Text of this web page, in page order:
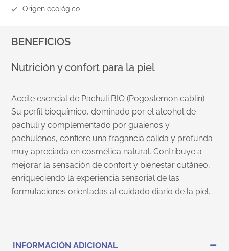
Origen ecológico
BENEFICIOS
Nutrición y confort para la piel
Aceite esencial de Pachuli BIO (Pogostemon cablin):
Su perfil bioquímico, dominado por el alcohol de
pachuli y complementado por guaienos y
pachulenos, confiere una fragancia cálida y profunda
muy apreciada en cosmética natural. Contribuye a
mejorar la sensación de confort y bienestar cutáneo,
enriqueciendo la experiencia sensorial de las
formulaciones orientadas al cuidado diario de la piel.
INFORMACIÓN ADICIONAL